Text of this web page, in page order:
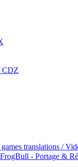
CDZ
translations /
- Portage &